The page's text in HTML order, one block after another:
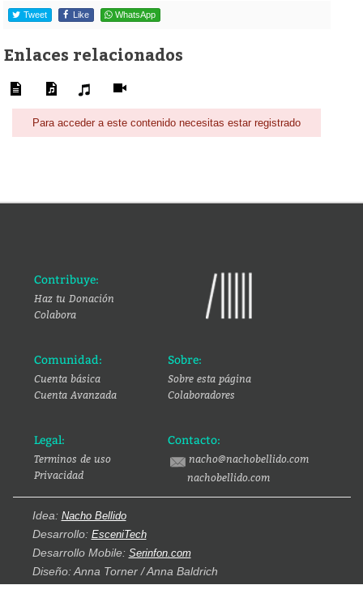
Tweet Like WhatsApp
Enlaces relacionados
Para acceder a este contenido necesitas estar registrado
Contribuye:
Haz tu Donación
Colabora
Comunidad:
Cuenta básica
Cuenta Avanzada
Sobre:
Sobre esta página
Colaboradores
Legal:
Terminos de uso
Privacidad
Contacto:
nacho@nachobellido.com
nachobellido.com
Idea: Nacho Bellido
Desarrollo: EsceniTech
Desarrollo Mobile: Serinfon.com
Diseño: Anna Torner / Anna Baldrich